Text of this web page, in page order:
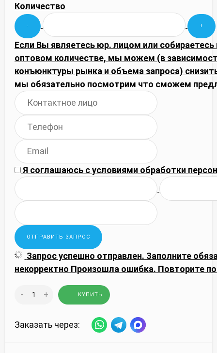
Количество
Если Вы являетесь юр. лицом или собираетесь
оптовом количестве, мы можем (в
конъюнктуры рынка и объема запроса)
мы обязательно посмотрим что сможем
Я соглашаюсь сусловиями обработки
Запрос успешно отправлен. Заполните
некорректно Произошла ошибка. Повторите
- + КУПИТЬ
Заказать через: